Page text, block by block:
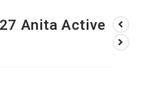
Anita Active